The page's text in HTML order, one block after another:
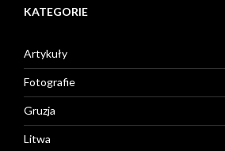
KATEGORIE
Artykuły
Fotografie
Gruzja
Litwa